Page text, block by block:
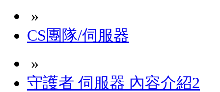
»
CS團隊/伺服器
»
守護者 伺服器 內容介紹2